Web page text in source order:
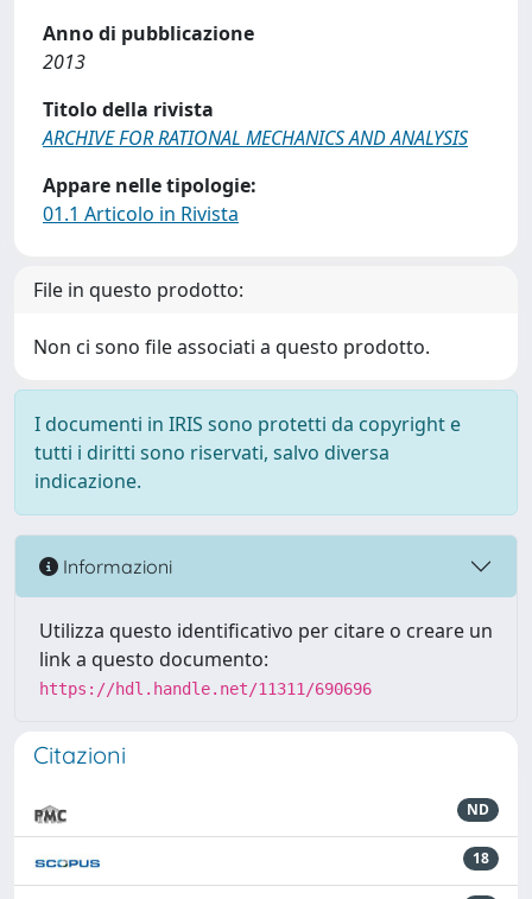
Anno di pubblicazione
2013
Titolo della rivista
ARCHIVE FOR RATIONAL MECHANICS AND ANALYSIS
Appare nelle tipologie:
01.1 Articolo in Rivista
File in questo prodotto:
Non ci sono file associati a questo prodotto.
I documenti in IRIS sono protetti da copyright e
tutti i diritti sono riservati, salvo diversa
indicazione.
Informazioni
Utilizza questo identificativo per citare o creare un
link a questo documento:
https://hdl.handle.net/11311/690696
Citazioni
ND
18